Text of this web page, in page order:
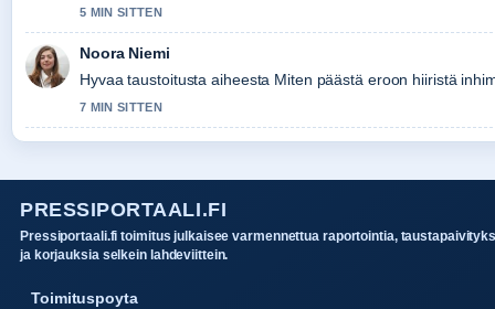
5 MIN SITTEN
Noora Niemi
Hyvaa taustoitusta aiheesta Miten päästä eroon hiiristä
7 MIN SITTEN
PRESSIPORTAALI.FI
Pressiportaali.fi toimitus julkaisee varmennettua raportointia,
ja korjauksia selkein lahdeviittein.
Toimituspoyta